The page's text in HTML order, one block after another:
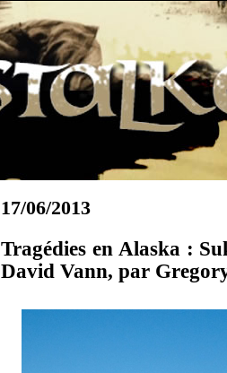
17/06/2013
Tragédies en Alaska :
David Vann, par